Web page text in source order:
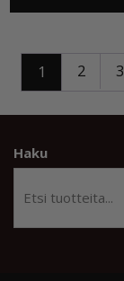
1 2 3
Haku